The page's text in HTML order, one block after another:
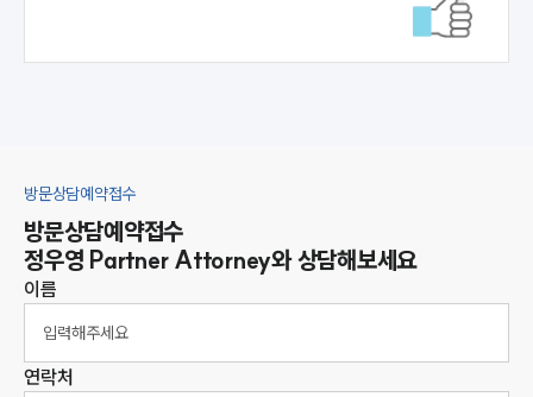
방문상담예약접수
방문상담예약접수
정우영 Partner Attorney와 상담해보세요
이름
연락처